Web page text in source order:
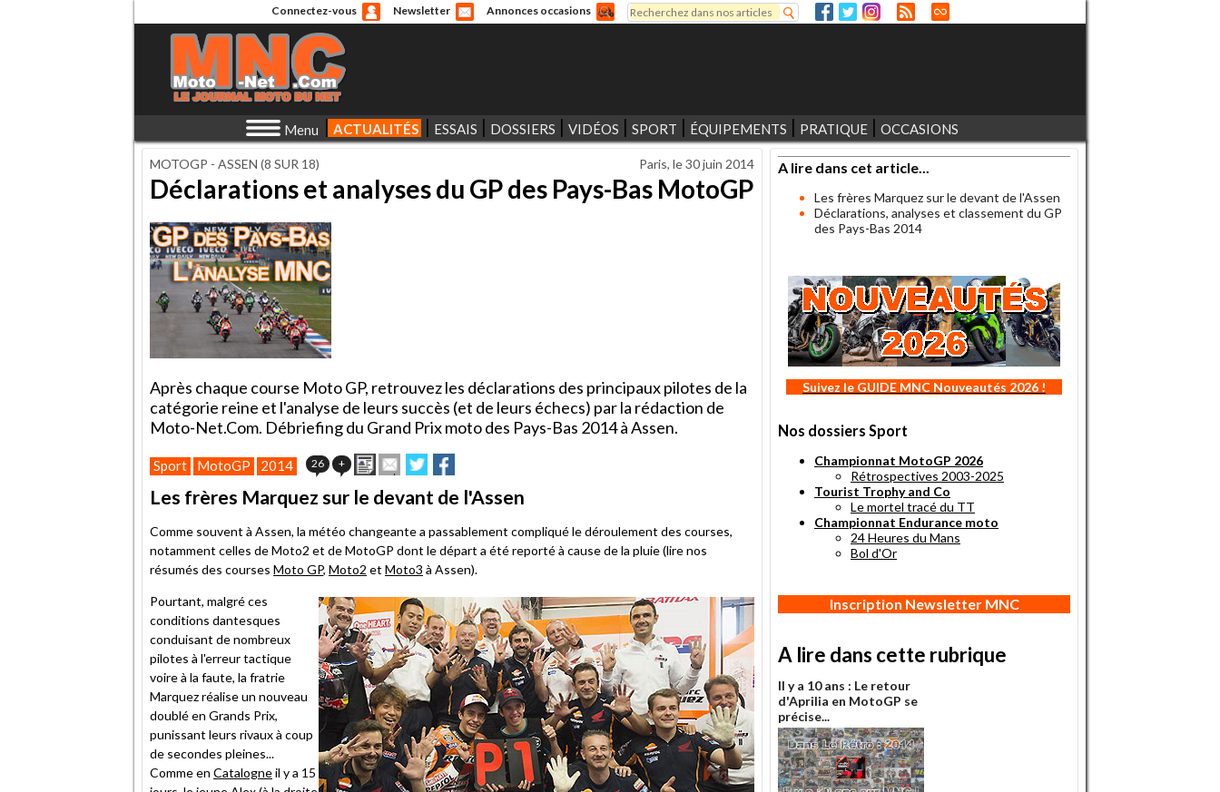
Connectez-vous Newsletter Annonces occasions
Formulaire de recherche
Rechercher
Menu ACTUALITÉS ESSAIS DOSSIERS VIDÉOS SPORT ÉQUIPEMENTS PRATIQUE OCCASIONS
MOTOGP - ASSEN (8 SUR 18) Paris, le30 juin 2014
Déclarations et analyses du GP des Pays-Bas MotoGP
Après chaque course Moto GP, retrouvez les déclarations des principaux pilotes de la
catégorie reine et l'analyse de leurs succès (et de leurs échecs) par la rédaction de
Moto-Net.Com. Débriefing du Grand Prix moto des Pays-Bas 2014 à Assen.
Sport MotoGP 2014 26 + ImprimerEnvoyer
cet
article
à
ami
Partager
sur
Twitter
sur
Facebook
Les frères Marquez sur le devant de l'Assen
Comme souvent à Assen, la météo changeante a passablement compliqué le déroulement des courses,
notamment celles de Moto2 et de MotoGP dont le départ a été reporté à cause de la pluie (lire nos
résumés des courses Moto GP, Moto2 et Moto3 à Assen).
Pourtant, malgré ces
conditions dantesques
conduisant de nombreux
pilotes à l'erreur tactique
voire à la faute, la fratrie
Marquez réalise un nouveau
doublé en Grands Prix,
punissant leurs rivaux à coup
de secondes pleines...
Comme en Catalogneil y a 15
A lire dans cet article...
Les frères Marquez sur le devant de l'Assen
Déclarations, analyses et classement du GP
des Pays-Bas 2014
Suivez le GUIDE MNC Nouveautés 2026 !
Nos dossiers Sport
Championnat MotoGP 2026
Rétrospectives 2003-2025
Tourist Trophy and Co
Le mortel tracé du TT
Championnat Endurance moto
24 Heures du Mans
Bol d'Or
Inscription Newsletter MNC
A lire dans cette rubrique
Il y a 10 ans : Le retour
d'Aprilia en MotoGP se
précise...